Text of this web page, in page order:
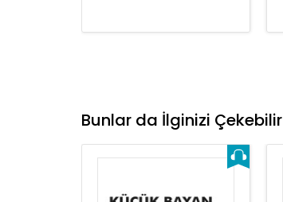
Bunlar da İlginizi Çekebilir